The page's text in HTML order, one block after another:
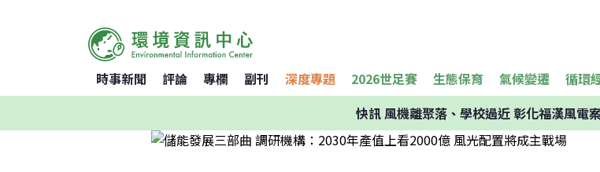
時事新聞 評論 專欄 副刊 深度專題 2026世足賽 生態保育 氣候變遷 循環
快訊風機離聚落、學校過近 彰化福漢風電